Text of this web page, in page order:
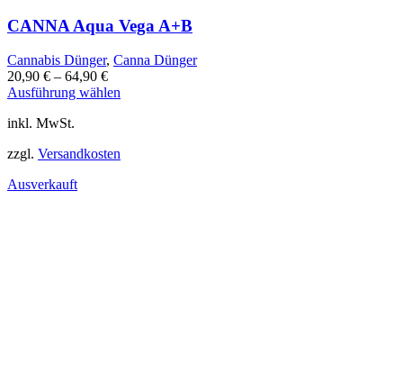
CANNA Aqua Vega A+B
Cannabis Dünger, Canna Dünger
20,90 € – 64,90 €
Ausführung wählen
Varianten
inkl. MwSt.
zzgl. Versandkosten
Ausverkauft